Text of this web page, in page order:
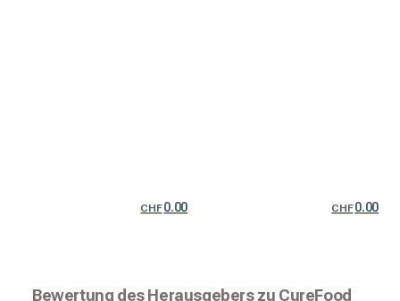
CHF0.00 CHF0.00
Bewertung des Herausgebers zu CureFood